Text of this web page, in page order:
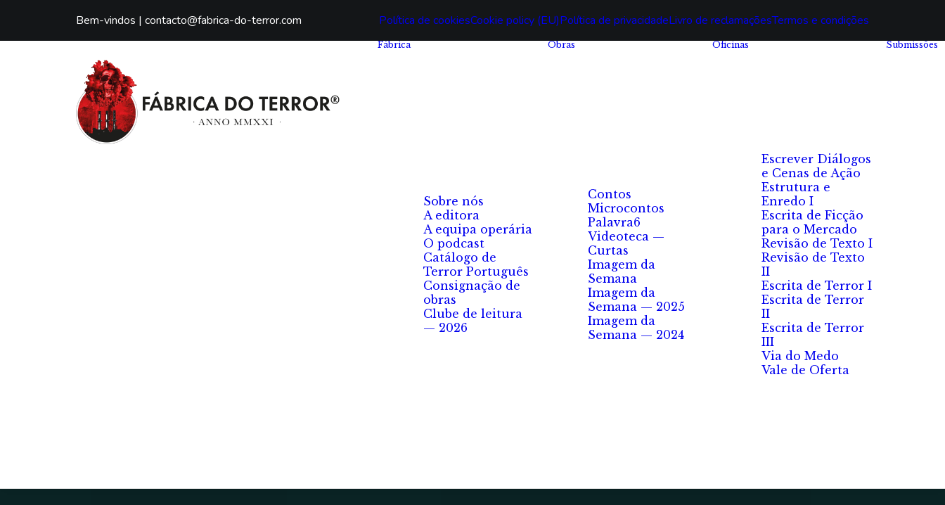
Bem-vindos | contacto@fabrica-do-terror.com Política de cookiesCookie policy (EU)Política de privacidadeLivro de reclamaçõesTermos e condições
Fábrica
Sobre nós
A editora
A equipa operária
O podcast
Catálogo de
Terror Português
Consignação de
obras
Clube de leitura
— 2026
Obras
Contos
Microcontos
Palavra6
Videoteca —
Curtas
Imagem da
Semana
Imagem da
Semana — 2025
Imagem da
Semana — 2024
Oficinas
Escrever Diálogos
e Cenas de Ação
Estrutura e
Enredo I
Escrita de Ficção
para o Mercado
Revisão de Texto I
Revisão de Texto
II
Escrita de Terror I
Escrita de Terror
II
Escrita de Terror
III
Via do Medo
Vale de Oferta
Submissões